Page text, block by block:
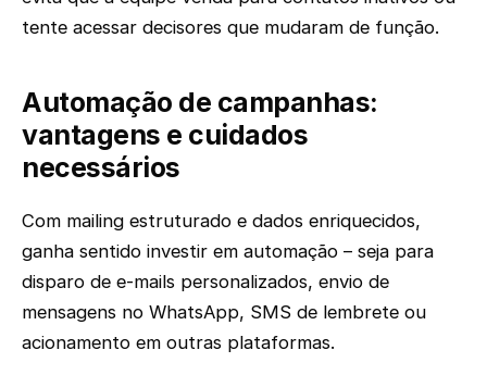
tente acessar decisores que mudaram de função.
Automação de campanhas:
vantagens e cuidados
necessários
Com mailing estruturado e dados enriquecidos,
ganha sentido investir em automação – seja para
disparo de e-mails personalizados, envio de
mensagens no WhatsApp, SMS de lembrete ou
acionamento em outras plataformas.